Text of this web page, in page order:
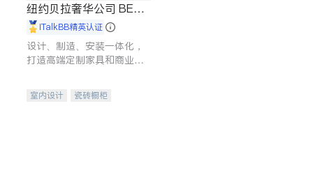
纽约贝拉奢华公司 BELL
A LUXE
iTalkBB精英认证
设计、制造、安装一体化，
打造高端定制家具和商业空
室内设计
瓷砖橱柜